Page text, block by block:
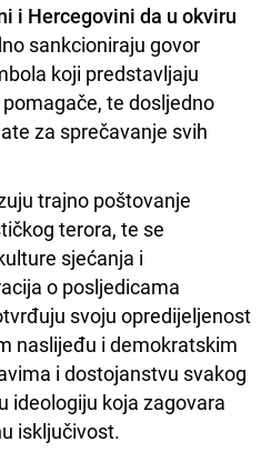
i Hercegovini da u okviru
sankcioniraju govor
koji predstavljaju
te dosljedno
za sprečavanje svih
trajno poštovanje
terora, te se
sjećanja i
o posljedicama
svoju opredijeljenost
naslijeđu i demokratskim
i dostojanstvu svakog
ideologiju koja zagovara
isključivost.